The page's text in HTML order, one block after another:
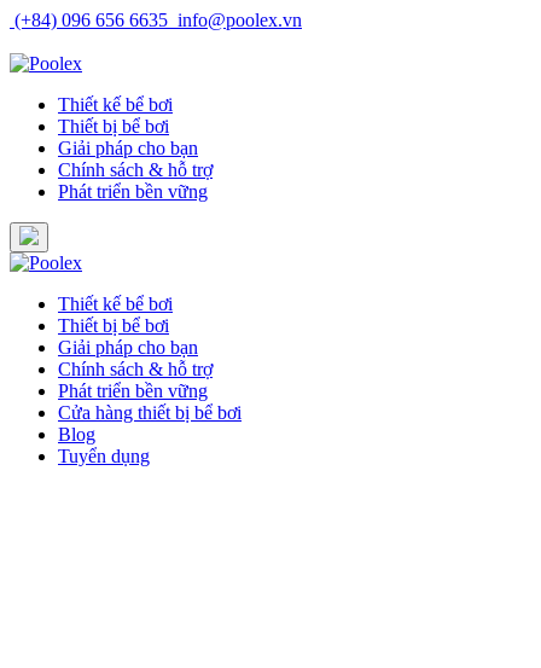
Skip
content
(+84) 096 656 6635 info@poolex.vn
Thiết kế bể bơi
Thiết bị bể bơi
Giải pháp cho bạn
Chính sách & hỗ trợ
Phát triển bền vững
Thiết kế bể bơi
Thiết bị bể bơi
Giải pháp cho bạn
Chính sách & hỗ trợ
Phát triển bền vững
Cửa hàng thiết bị bể bơi
Blog
Tuyển dụng